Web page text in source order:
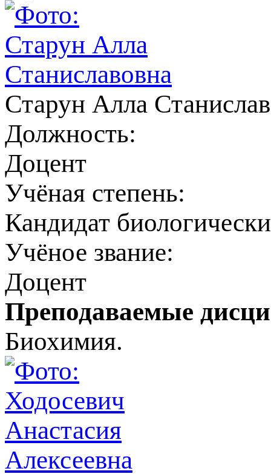
Старун Алла
Должность:
Доцент
Учёная степень:
Кандидат
Учёное звание:
Доцент
Преподаваемые
Биохимия.